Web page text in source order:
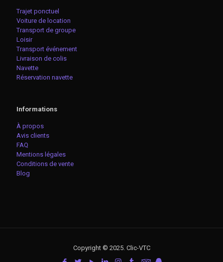
Trajet ponctuel
Voiture de location
Transport de groupe
Loisir
Transport événement
Livraison de colis
Navette
Réservation navette
Informations
À propos
Avis clients
FAQ
Mentions légales
Conditions de vente
Blog
Copyright © 2025. Clic-VTC